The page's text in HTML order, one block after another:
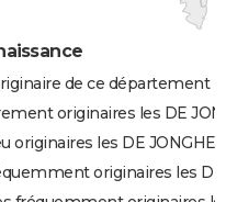
de ce département
originaires les DE
originaires les DE JONGHE
originaires les DE